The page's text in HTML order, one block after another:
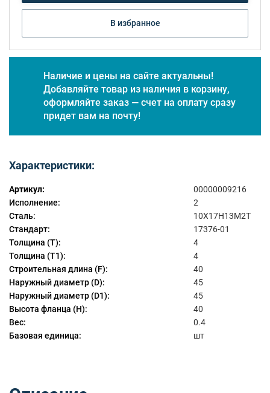
В избранное
Наличие и цены на сайте актуальны!
Добавляйте товар из наличия в корзину,
оформляйте заказ — счет на оплату сразу
придет вам на почту!
Характеристики:
Артикул:
00000009216
Исполнение:
2
Сталь:
10Х17Н13М2Т
Стандарт:
17376-01
Толщина (T):
4
Толщина (T1):
4
Строительная длина (F):
40
Наружный диаметр (D):
45
Наружный диаметр (D1):
45
Высота фланца (H):
40
Вес:
0.4
Базовая единица:
шт